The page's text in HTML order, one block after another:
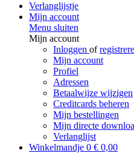
Verlanglijstje
Mijn account
Menu sluiten
Mijn account
Inloggen of
Mijn account
Profiel
Adressen
Betaalwijze wijzigen
Creditcards beheren
Mijn bestellingen
Mijn directe
Verlanglijst
Winkelmandje 0 € 0,00